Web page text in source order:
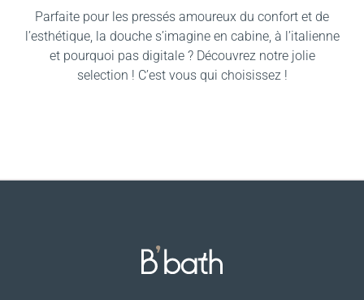
Parfaite pour les pressés amoureux du confort et de
l’esthétique, la douche s’imagine en cabine, à l’italienne
et pourquoi pas digitale ? Découvrez notre jolie
selection ! C’est vous qui choisissez !